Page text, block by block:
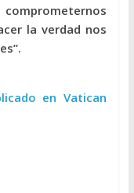
la verdad nos
en Vatican